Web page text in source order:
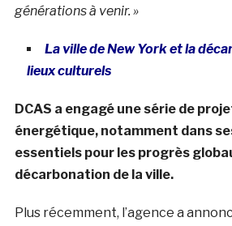
générations à venir. »
La ville de New York et la
lieux culturels
DCAS a engagé une série de
énergétique, notamment dans
essentiels pour les progrès
décarbonation de la ville.
Plus récemment, l’agence a